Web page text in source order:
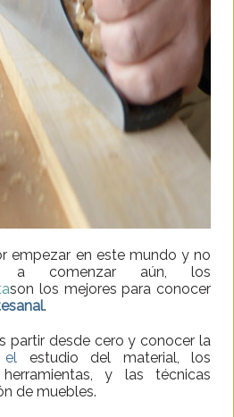
empezar en este mundo y no
a comenzar aún, los
son los mejores para conocer
.
partir desde cero y conocer la
el estudio del material, los
y las técnicas
de muebles.